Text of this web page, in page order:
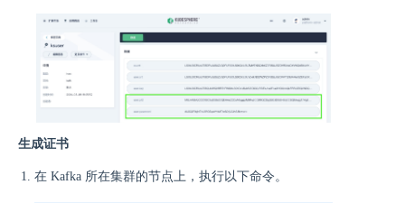
生成证书
在 Kafka 所在集群的节点上，执行以下命令。